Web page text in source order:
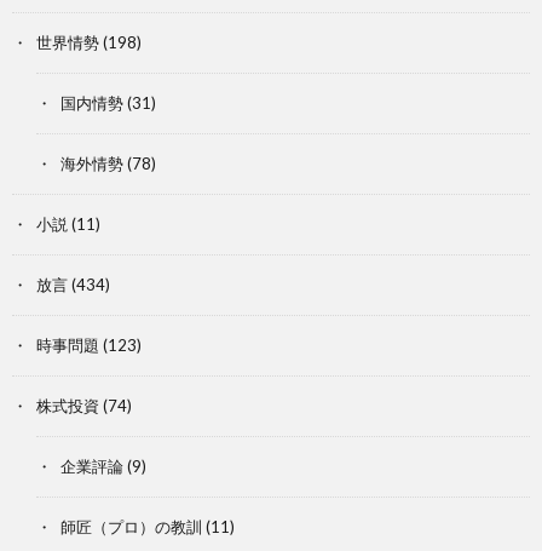
世界情勢(198)
国内情勢(31)
海外情勢(78)
小説 (11)
放言(434)
時事問題 (123)
株式投資 (74)
企業評論(9)
師匠（プロ）の教訓 (11)